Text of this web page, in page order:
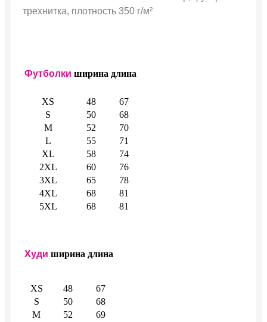
трехнитка, плотность 350 г/м²
Футболки ширина длина
XS 48
67
S
50
68
M
52
70
L
55
71
XL
58
74
2XL
60
76
3XL
65
78
4XL
68
81
5XL
68 81
Худи ширина длина
XS 48
67
S
50
68
M
52
69